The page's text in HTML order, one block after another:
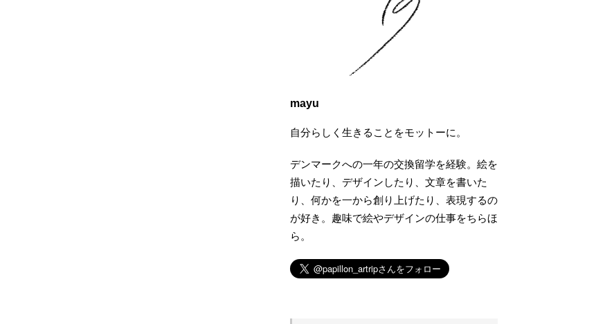
mayu
自分らしく生きることをモットーに。
デンマークへの一年の交換留学を経験。絵を
描いたり、デザインしたり、文章を書いた
り、何かを一から創り上げたり、表現するの
が好き。趣味で絵やデザインの仕事をちらほ
ら。